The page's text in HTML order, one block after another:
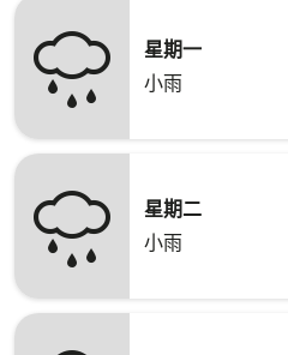
星期一
小雨
星期二
小雨